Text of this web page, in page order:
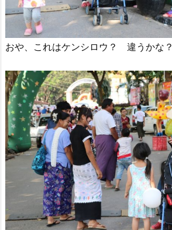
おや、これはケンシロウ？ 違うかな？